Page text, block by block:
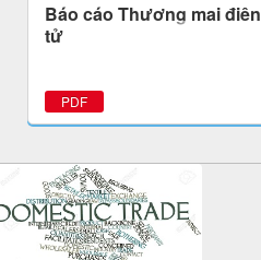
Báo cáo Thương mại điện
tử
PDF